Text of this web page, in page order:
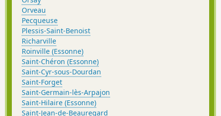
Orveau
Pecqueuse
Plessis-Saint-Benoist
Richarville
Roinville (Essonne)
Saint-Chéron (Essonne)
Saint-Cyr-sous-Dourdan
Saint-Forget
Saint-Germain-lès-Arpajon
Saint-Hilaire (Essonne)
Saint-Jean-de-Beauregard